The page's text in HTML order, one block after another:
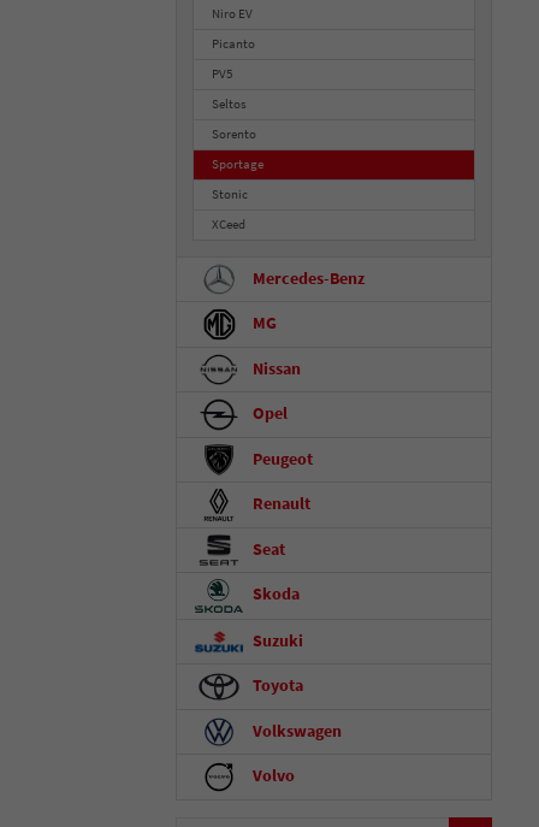
Niro EV
Picanto
PV5
Seltos
Sorento
Sportage
Stonic
XCeed
Mercedes-Benz
MG
Nissan
Opel
Peugeot
Renault
Seat
Skoda
Suzuki
Toyota
Volkswagen
Volvo